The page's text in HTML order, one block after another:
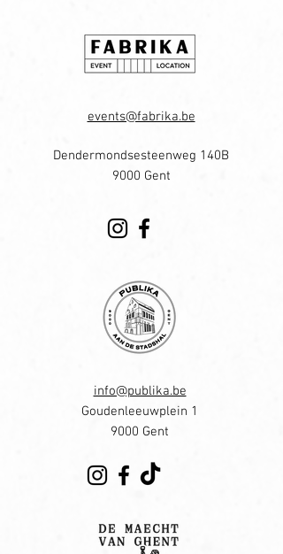
events@fabrika.be
Dendermondsesteenweg 140B
9000 Gent
info@publika.be
Goudenleeuwplein 1
9000 Gent